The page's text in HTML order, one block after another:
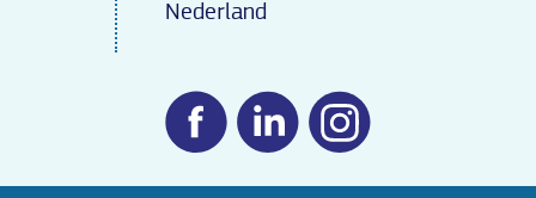
Nederland